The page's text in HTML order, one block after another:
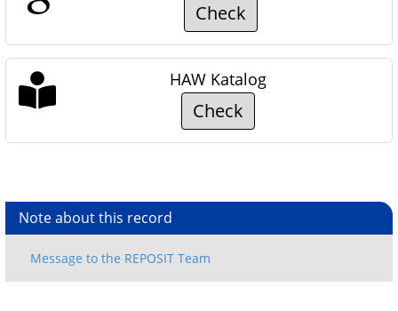
Check
HAW Katalog
Check
Note about this record